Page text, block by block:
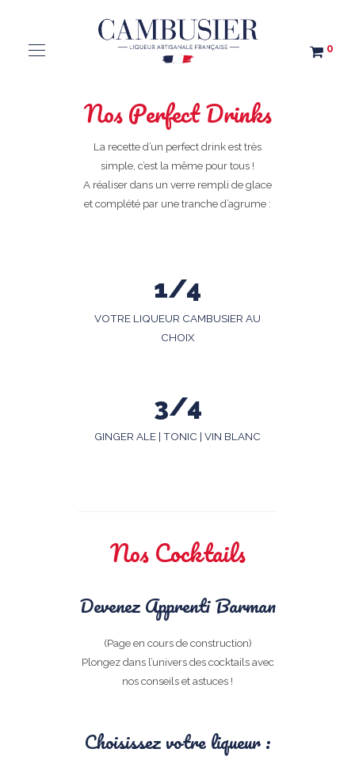
0
Nos Perfect Drinks
La recette d’un perfect drink est très
simple, c’est la même pour tous !
A réaliser dans un verre rempli de glace
et complété par une tranche d’agrume :
1/4
VOTRE LIQUEUR CAMBUSIER AU
CHOIX
3/4
GINGER ALE | TONIC | VIN BLANC
Nos Cocktails
Devenez Apprenti Barman
(Page en cours de construction)
Plongez dans l’univers des cocktails avec
nos conseils et astuces !
Choisissez votre liqueur :